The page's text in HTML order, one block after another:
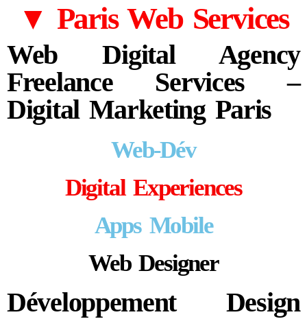
▼ Paris Web Services
Web Digital Agency
Freelance Services –
Digital Marketing Paris
Web-Dév
Digital Experiences
Apps Mobile
Web Designer
Développement Design